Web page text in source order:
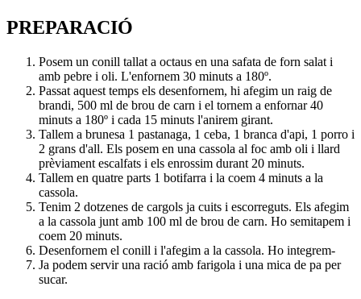
PREPARACIÓ
Posem un conill tallat a octaus en una safata de forn salat i
amb pebre i oli. L'enfornem 30 minuts a 180º.
Passat aquest temps els desenfornem, hi afegim un raig de
brandi, 500 ml de brou de carn i el tornem a enfornar 40
minuts a 180º i cada 15 minuts l'anirem girant.
Tallem a brunesa 1 pastanaga, 1 ceba, 1 branca d'api, 1 porro i
2 grans d'all. Els posem en una cassola al foc amb oli i llard
prèviament escalfats i els enrossim durant 20 minuts.
Tallem en quatre parts 1 botifarra i la coem 4 minuts a la
cassola.
Tenim 2 dotzenes de cargols ja cuits i escorreguts. Els afegim
a la cassola junt amb 100 ml de brou de carn. Ho semitapem i
coem 20 minuts.
Desenfornem el conill i l'afegim a la cassola. Ho integrem-
Ja podem servir una ració amb farigola i una mica de pa per
sucar.